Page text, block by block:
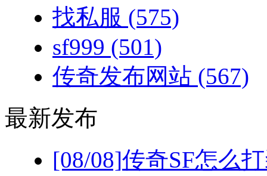
找私服 (575)
sf999 (501)
传奇发布网站 (567)
最新发布
[08/08]传奇SF怎么